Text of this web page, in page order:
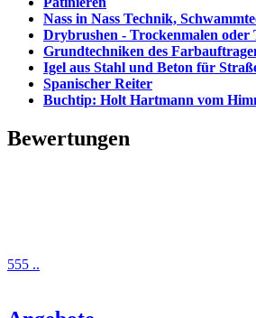
Nass in Nass Technik,
Drybrushen - Trockenmalen oder
Grundtechniken des
Igel aus Stahl und Beton für
Spanischer Reiter
Buchtip: Holt Hartmann vom
Bewertungen
555 ..